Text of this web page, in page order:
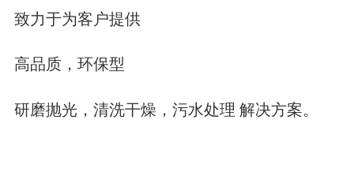
致力于为客户提供
高品质，环保型
研磨抛光，清洗干燥，污水处理 解决方案。